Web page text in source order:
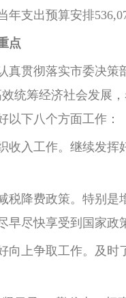
支出预算安排
点
贯彻落实市委决策
统筹经济社会发展
以下八个方面工作：
入工作。继续发挥
降费政策。特别是
早尽快享受到国家政
上争取工作。及时